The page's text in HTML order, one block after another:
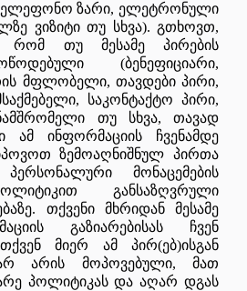
ზარი, ელეტრონული
ვიზიტი თუ სხვა). გთხოვთ,
რომ თუ მესამე პირების
(ბენეფიციარი,
მფლობელი, თავდები პირი,
საკონტაქტო პირი,
თუ სხვა, თავად
ინფორმაციის ჩვენამდე
ზემოაღნიშნულ პირთა
მონაცემების
განსაზღვრული
თქვენი მხრიდან მესამე
გაზიარებისას ჩვენ
მიერ ამ პირ(ებ)ისგან
არის მოპოვებული, მათ
პოლიტიკას და აღარ დგას